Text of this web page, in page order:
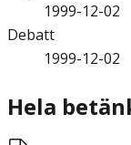
1999-12-02
Debatt
1999-12-02
Hela